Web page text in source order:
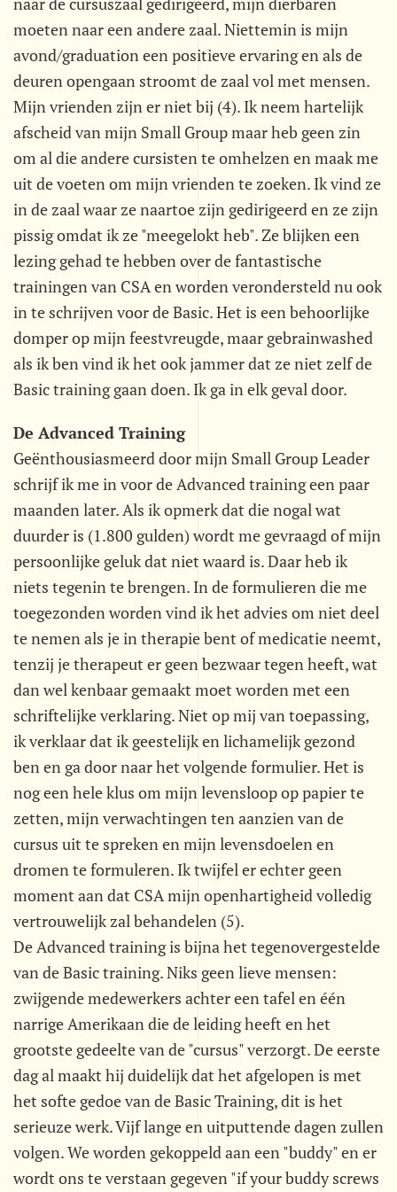
moeten naar een andere zaal. Niettemin is mijn
avond/graduation een positieve ervaring en als de
deuren opengaan stroomt de zaal vol met mensen.
Mijn vrienden zijn er niet bij (4). Ik neem hartelijk
afscheid van mijn Small Group maar heb geen zin
om al die andere cursisten te omhelzen en maak me
uit de voeten om mijn vrienden te zoeken. Ik vind ze
in de zaal waar ze naartoe zijn gedirigeerd en ze zijn
pissig omdat ik ze "meegelokt heb". Ze blijken een
lezing gehad te hebben over de fantastische
trainingen van CSA en worden verondersteld nu ook
in te schrijven voor de Basic. Het is een behoorlijke
domper op mijn feestvreugde, maar gebrainwashed
als ik ben vind ik het ook jammer dat ze niet zelf de
Basic training gaan doen. Ik ga in elk geval door.
De Advanced Training
Geënthousiasmeerd door mijn Small Group Leader
schrijf ik me in voor de Advanced training een paar
maanden later. Als ik opmerk dat die nogal wat
duurder is (1.800 gulden) wordt me gevraagd of mijn
persoonlijke geluk dat niet waard is. Daar heb ik
niets tegenin te brengen. In de formulieren die me
toegezonden worden vind ik het advies om niet deel
te nemen als je in therapie bent of medicatie neemt,
tenzij je therapeut er geen bezwaar tegen heeft, wat
dan wel kenbaar gemaakt moet worden met een
schriftelijke verklaring. Niet op mij van toepassing,
ik verklaar dat ik geestelijk en lichamelijk gezond
ben en ga door naar het volgende formulier. Het is
nog een hele klus om mijn levensloop op papier te
zetten, mijn verwachtingen ten aanzien van de
cursus uit te spreken en mijn levensdoelen en
dromen te formuleren. Ik twijfel er echter geen
moment aan dat CSA mijn openhartigheid volledig
vertrouwelijk zal behandelen (5).
De Advanced training is bijna het tegenovergestelde
van de Basic training. Niks geen lieve mensen:
zwijgende medewerkers achter een tafel en één
narrige Amerikaan die de leiding heeft en het
grootste gedeelte van de "cursus" verzorgt. De eerste
dag al maakt hij duidelijk dat het afgelopen is met
het softe gedoe van de Basic Training, dit is het
serieuze werk. Vijf lange en uitputtende dagen zullen
volgen. We worden gekoppeld aan een "buddy" en er
wordt ons te verstaan gegeven "if your buddy screws